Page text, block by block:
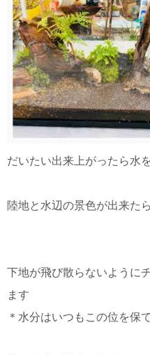
だいたい出来上がったら水
陸地と水辺の景色が出来た
下地が飛び散らないように
ます
＊水分はいつもこの位を保